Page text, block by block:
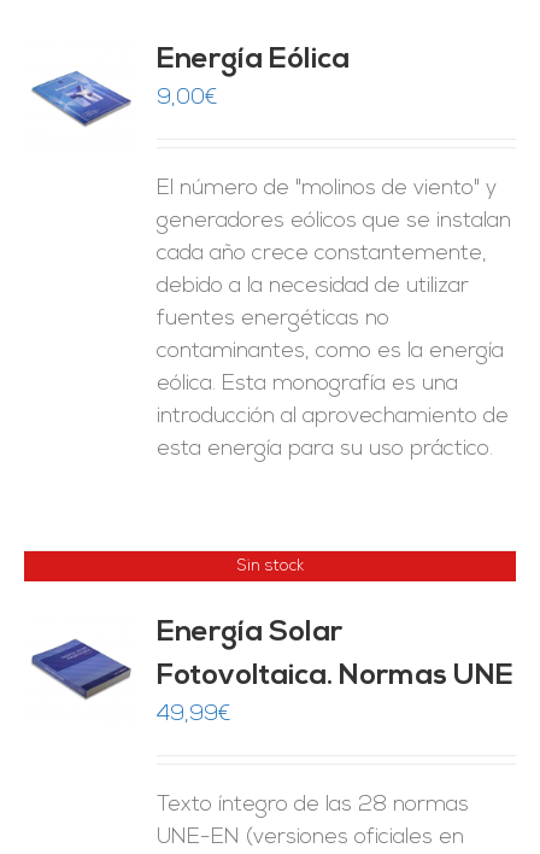
Energía Eólica
9,00€
El número de "molinos de viento" y
generadores eólicos que se instalan
cada año crece constantemente,
debido a la necesidad de utilizar
fuentes energéticas no
contaminantes, como es la energía
eólica. Esta monografía es una
introducción al aprovechamiento de
esta energía para su uso práctico.
Sin stock
Energía Solar
Fotovoltaica. Normas UNE
49,99€
Texto íntegro de las 28 normas
UNE-EN (versiones oficiales en